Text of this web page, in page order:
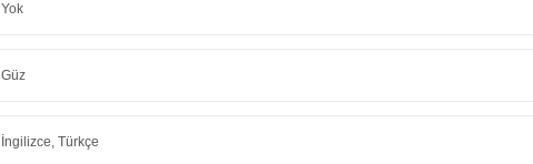
Yok
Güz
İngilizce, Türkçe